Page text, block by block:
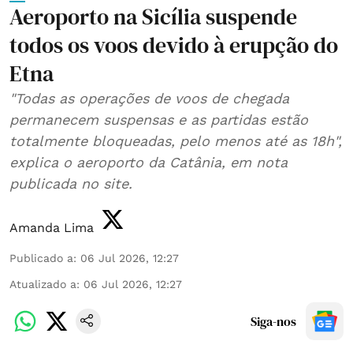
Aeroporto na Sicília suspende
todos os voos devido à erupção do
Etna
"Todas as operações de voos de chegada
permanecem suspensas e as partidas estão
totalmente bloqueadas, pelo menos até as 18h",
explica o aeroporto da Catânia, em nota
publicada no site.
Amanda Lima
Publicado a: 06 Jul 2026, 12:27
Atualizado a: 06 Jul 2026, 12:27
Siga-nos